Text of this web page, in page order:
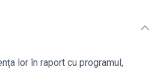
lor în raport cu programul,